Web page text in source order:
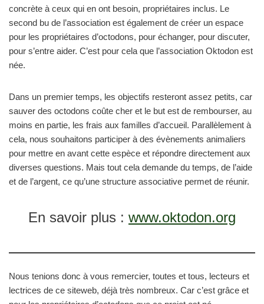
concrète à ceux qui en ont besoin, propriétaires inclus. Le
second bu de l’association est également de créer un espace
pour les propriétaires d’octodons, pour échanger, pour discuter,
pour s’entre aider. C’est pour cela que l’association Oktodon est
née.
Dans un premier temps, les objectifs resteront assez petits, car
sauver des octodons coûte cher et le but est de rembourser, au
moins en partie, les frais aux familles d’accueil. Parallèlement à
cela, nous souhaitons participer à des évènements animaliers
pour mettre en avant cette espèce et répondre directement aux
diverses questions. Mais tout cela demande du temps, de l’aide
et de l’argent, ce qu’une structure associative permet de réunir.
En savoir plus : www.oktodon.org
Nous tenions donc à vous remercier, toutes et tous, lecteurs et
lectrices de ce siteweb, déjà très nombreux. Car c’est grâce et